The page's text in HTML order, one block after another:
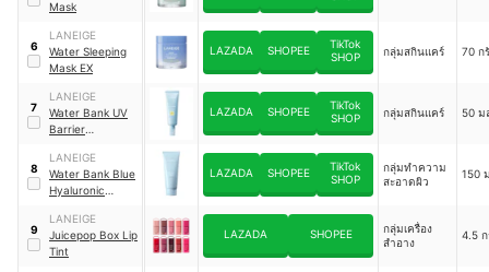
Mask
6
LANEIGE
Water Sleeping
Mask EX
LAZADA SHOPEE
TikTok
SHOP
กลุ่มสกินแคร์ 70 ก
7
LANEIGE
Water Bank UV
Barrier
LAZADA SHOPEE
TikTok
SHOP
กลุ่มสกินแคร์ 50 ม
8
LANEIGE
Water Bank Blue
Hyaluronic
LAZADA SHOPEE
TikTok
SHOP
กลุ่มทำความ
สะอาดผิว
150
9
LANEIGE
Juicepop Box Lip
Tint
LAZADA SHOPEE
กลุ่มเครื่อง
สำอาง
4.5